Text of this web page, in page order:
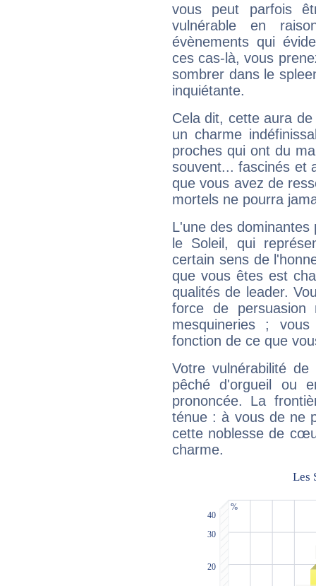
vous peut parfois
vulnérable en
évènements qui
ces cas-là, vous
sombrer dans le
inquiétante.
Cela dit, cette aura
un charme
proches qui ont du
souvent... fascinés et
que vous avez de
mortels ne pourra
L'une des
le Soleil, qui
certain sens de
que vous êtes est
qualités de leader.
force de
mesquineries ;
fonction de ce que
Votre vulnérabilité
pêché d'orgueil ou
prononcée. La
ténue : à vous de ne
cette noblesse de
charme.